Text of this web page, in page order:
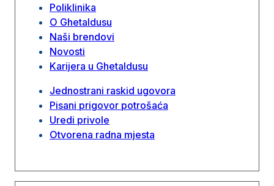
Poliklinika
O Ghetaldusu
Naši brendovi
Novosti
Karijera u Ghetaldusu
Jednostrani raskid ugovora
Pisani prigovor potrošaća
Uredi privole
Otvorena radna mjesta